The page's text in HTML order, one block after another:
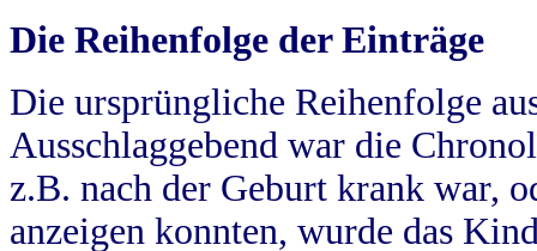
Die Reihenfolge der Einträge
Die ursprüngliche Reihenfolge
Ausschlaggebend war die
z.B. nach der Geburt krank war,
anzeigen konnten, wurde das